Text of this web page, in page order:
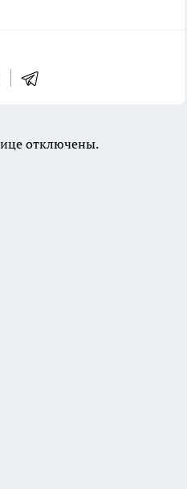
отключены.